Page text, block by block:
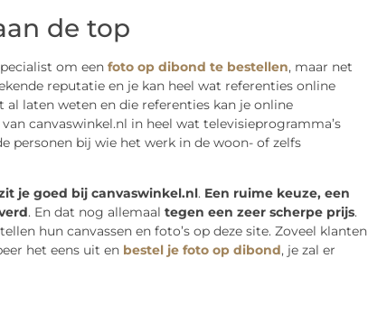
de top
om een foto op dibond te bestellen, maar net
reputatie en je kan heel wat referenties online
laten weten en die referenties kan je online
canvaswinkel.nl in heel wat televisieprogramma’s
personen bij wie het werk in de woon- of zelfs
je goed bij canvaswinkel.nl. Een ruime keuze, een
. En dat nog allemaal tegen een zeer scherpe prijs.
hun canvassen en foto’s op deze site. Zoveel klanten
het eens uit en bestel je foto op dibond, je zal er